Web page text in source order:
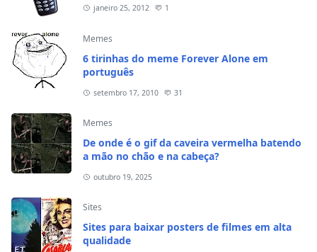
janeiro 25, 2012 1
Memes
6 tirinhas do meme Forever Alone em
português
setembro 17, 2010 31
Memes
De onde é o gif da caveira vermelha batendo
a mão no chão e na cabeça?
outubro 19, 2025
Sites
Sites para baixar posters de filmes em alta
qualidade